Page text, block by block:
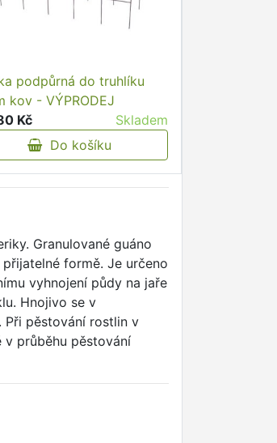
podpůrná do truhlíku
kov - VÝPRODEJ
Kč
Skladem
Do košíku
Granulované guáno
formě. Je určeno
vyhnojení půdy na jaře
Hnojivo se v
Při pěstování rostlin v
v průběhu pěstování